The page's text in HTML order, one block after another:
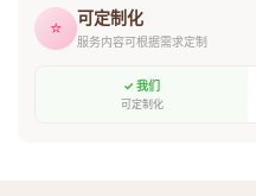
⭐ 可定制化
服务内容可根据需求定制
✓ 我们
可定制化